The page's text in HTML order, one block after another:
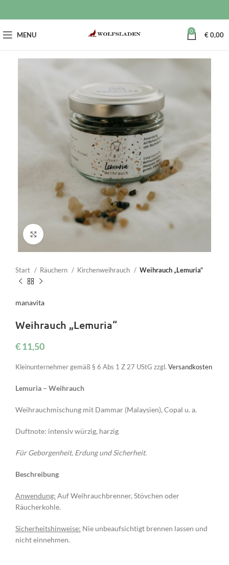
MENU 0 €0,00
Start Räuchern Kirchenweihrauch Weihrauch „Lemuria“
manavita
Weihrauch „Lemuria“
€11,50
Kleinunternehmer gemäß § 6 Abs 1 Z 27 UStG zzgl. Versandkosten
Lemuria – Weihrauch
Weihrauchmischung mit Dammar (Malaysien), Copal u. a.
Duftnote: intensiv würzig, harzig
Für Geborgenheit, Erdung und Sicherheit.
Beschreibung
Anwendung: Auf Weihrauchbrenner, Stövchen oder
Räucherkohle.
Sicherheitshinweise: Nie unbeaufsichtigt brennen lassen und
nicht einnehmen.